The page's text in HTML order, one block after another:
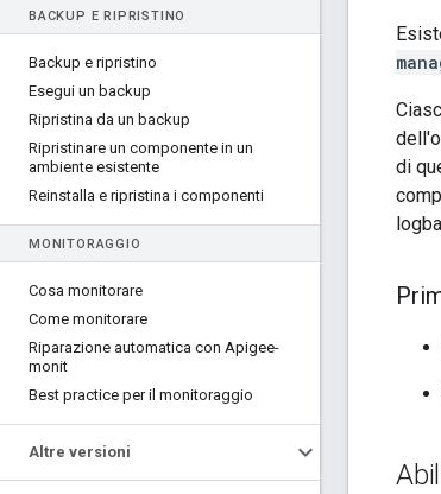
BACKUP E RIPRISTINO
Backup e ripristino
Esegui un backup
Ripristina da un backup
Ripristinare un componente in un
ambiente esistente
Reinstalla e ripristina i componenti
MONITORAGGIO
Cosa monitorare
Come monitorare
Riparazione automatica con Apigee-
monit
Best practice per il monitoraggio
Altre versioni
di